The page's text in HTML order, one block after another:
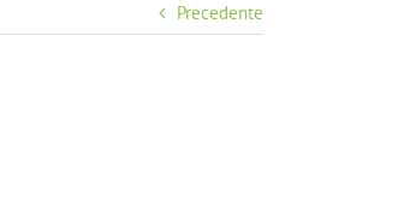
Precedente